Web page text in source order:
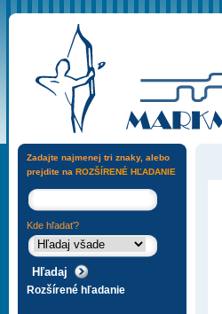
Zadajte najmenej tri znaky, alebo
prejdite na ROZŠÍRENÉ HĽADANIE
Kde hľadať?
Rozšírené hľadanie